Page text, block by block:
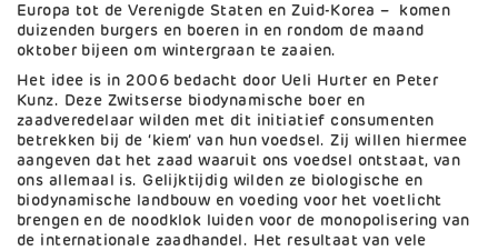
Europa tot de Verenigde Staten en Zuid-Korea – komen
duizenden burgers en boeren in en rondom de maand
oktober bijeen om wintergraan te zaaien.
Het idee is in 2006 bedacht door Ueli Hurter en Peter
Kunz. Deze Zwitserse biodynamische boer en
zaadveredelaar wilden met dit initiatief consumenten
betrekken bij de ‘kiem’ van hun voedsel. Zij willen hiermee
aangeven dat het zaad waaruit ons voedsel ontstaat, van
ons allemaal is. Gelijktijdig wilden ze biologische en
biodynamische landbouw en voeding voor het voetlicht
brengen en de noodklok luiden voor de monopolisering van
de internationale zaadhandel. Het resultaat van vele